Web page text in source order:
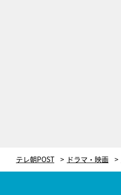
テレ朝POST ドラマ・映画